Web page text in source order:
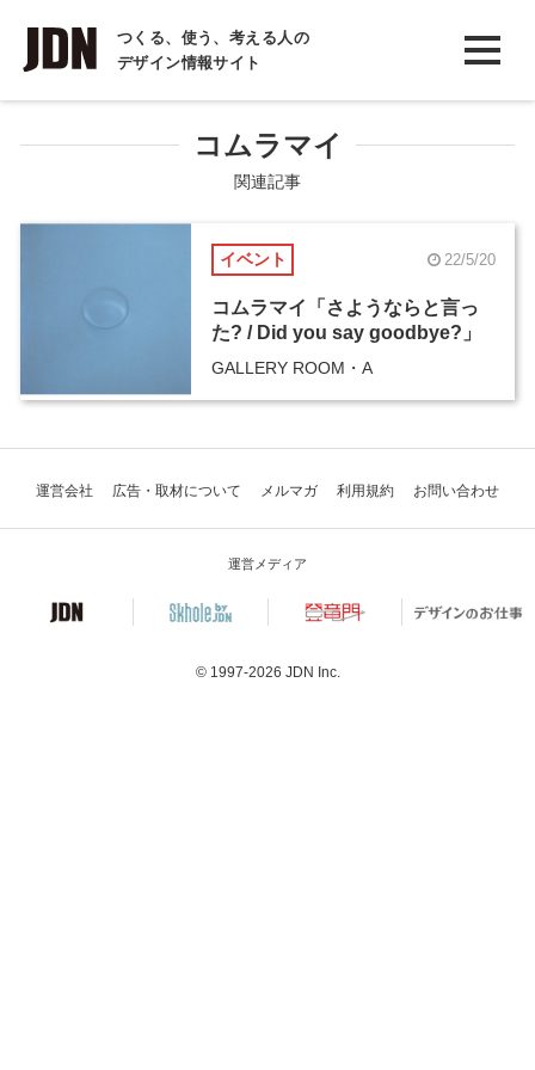
つくる、使う、考える人の
デザイン情報サイト
INTERVIEW
インタビュー
COLUMN
コムラマイ
関連記事
イベント 22/5/20
コムラマイ「さようならと言っ
た? / Did you say goodbye?」
GALLERY ROOM・A
運営会社 広告・取材について メルマガ 利用規約 お問い合わせ
運営メディア
© 1997-2026 JDN Inc.